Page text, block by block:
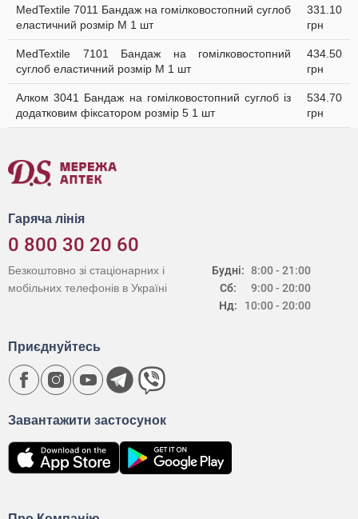
MedTextile 7011 Бандаж на гомілковостопний суглоб
еластичний розмір M 1 шт
331.10
грн
MedTextile 7101 Бандаж на гомілковостопний
суглоб еластичний розмір M 1 шт
434.50
грн
Алком 3041 Бандаж на гомілковостопний суглоб із
додатковим фіксатором розмір 5 1 шт
534.70
грн
Гаряча лінія
0 800 30 20 60
Будні:
Сб:
Нд:
8:00 - 21:00
9:00 - 20:00
10:00 - 20:00
Безкоштовно зі стаціонарних і
мобільних телефонів в Україні
Завантажити застосунок
Приєднуйтесь